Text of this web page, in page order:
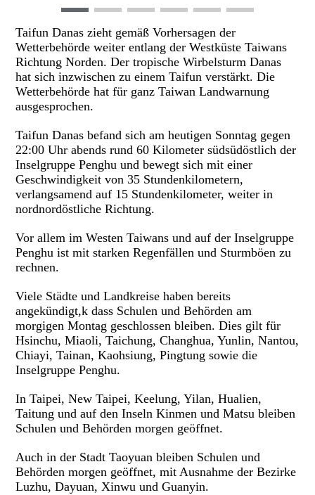
Taifun Danas zieht gemäß Vorhersagen der
Wetterbehörde weiter entlang der Westküste Taiwans
Richtung Norden. Der tropische Wirbelsturm Danas
hat sich inzwischen zu einem Taifun verstärkt. Die
Wetterbehörde hat für ganz Taiwan Landwarnung
ausgesprochen.
Taifun Danas befand sich am heutigen Sonntag gegen
22:00 Uhr abends rund 60 Kilometer südsüdöstlich der
Inselgruppe Penghu und bewegt sich mit einer
Geschwindigkeit von 35 Stundenkilometern,
verlangsamend auf 15 Stundenkilometer, weiter in
nordnordöstliche Richtung.
Vor allem im Westen Taiwans und auf der Inselgruppe
Penghu ist mit starken Regenfällen und Sturmböen zu
rechnen.
Viele Städte und Landkreise haben bereits
angekündigt,k dass Schulen und Behörden am
morgigen Montag geschlossen bleiben. Dies gilt für
Hsinchu, Miaoli, Taichung, Changhua, Yunlin, Nantou,
Chiayi, Tainan, Kaohsiung, Pingtung sowie die
Inselgruppe Penghu.
In Taipei, New Taipei, Keelung, Yilan, Hualien,
Taitung und auf den Inseln Kinmen und Matsu bleiben
Schulen und Behörden morgen geöffnet.
Auch in der Stadt Taoyuan bleiben Schulen und
Behörden morgen geöffnet, mit Ausnahme der Bezirke
Luzhu, Dayuan, Xinwu und Guanyin.